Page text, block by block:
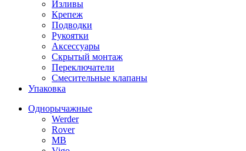
Изливы
Крепеж
Подводки
Рукоятки
Аксессуары
Скрытый монтаж
Переключатели
Смесительные клапаны
Упаковка
Однорычажные
Werder
Rover
MB